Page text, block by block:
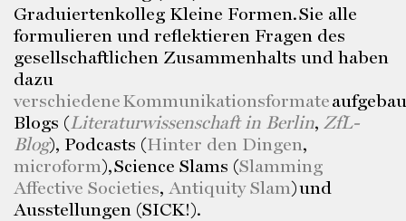
Graduiertenkolleg Kleine Formen. Sie alle
formulieren und reflektieren Fragen des
gesellschaftlichen Zusammenhalts und haben
dazu
verschiedene Kommunikationsformate
Blogs (Literaturwissenschaft in Berlin, ZfL-
Blog), Podcasts (Hinter den Dingen,
microform), Science Slams (Slamming
Affective Societies, Antiquity Slam) und
Ausstellungen (SICK!).